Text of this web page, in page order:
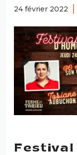
24 février 2022